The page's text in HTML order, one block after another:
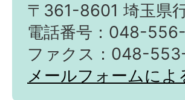
〒361-8601 埼玉県
電話番号：048-556-
ファクス：048-
メールフォームに